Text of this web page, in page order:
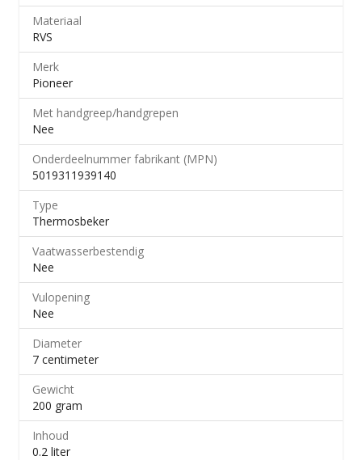
Materiaal
RVS
Merk
Pioneer
Met handgreep/handgrepen
Nee
Onderdeelnummer fabrikant (MPN)
5019311939140
Type
Thermosbeker
Vaatwasserbestendig
Nee
Vulopening
Nee
Diameter
7 centimeter
Gewicht
200 gram
Inhoud
0.2 liter